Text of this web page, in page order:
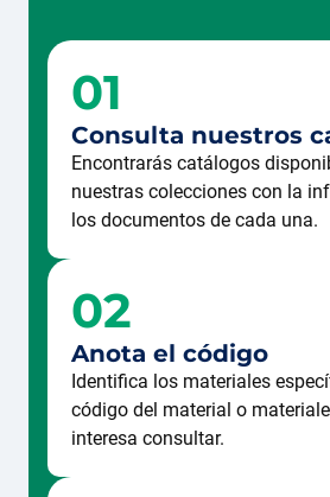
01
Consulta nuestros
Encontrarás catálogos
nuestras colecciones con la
los documentos de cada una.
02
Anota el código
Identifica los materiales
código del material o
interesa consultar.